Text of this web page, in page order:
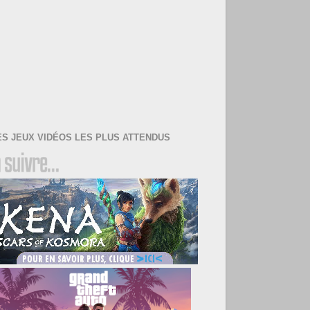
JEUX VIDÉOS LES PLUS ATTENDUS